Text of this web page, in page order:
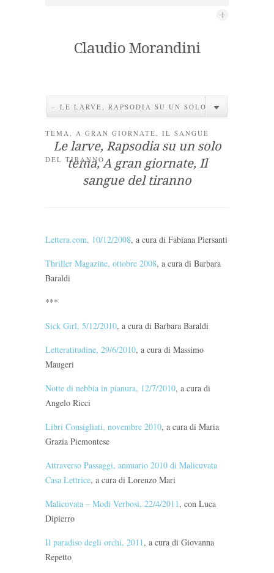
Claudio Morandini
– LE LARVE, RAPSODIA SU UN SOLO
TEMA, A GRAN GIORNATE, IL SANGUE
DEL TIRANNO
Le larve, Rapsodia su un solo
tema, A gran giornate, Il
sangue del tiranno
Lettera.com, 10/12/2008, a cura di Fabiana Piersanti
Thriller Magazine, ottobre 2008, a cura di Barbara
Baraldi
***
Sick Girl, 5/12/2010, a cura di Barbara Baraldi
Letteratitudine, 29/6/2010, a cura di Massimo
Maugeri
Notte di nebbia in pianura, 12/7/2010, a cura di
Angelo Ricci
Libri Consigliati, novembre 2010, a cura di Maria
Grazia Piemontese
Attraverso Passaggi, annuario 2010 di Malicuvata
Casa Lettrice, a cura di Lorenzo Mari
Malicuvata – Modi Verbosi, 22/4/2011, con Luca
Dipierro
Il paradiso degli orchi, 2011, a cura di Giovanna
Repetto